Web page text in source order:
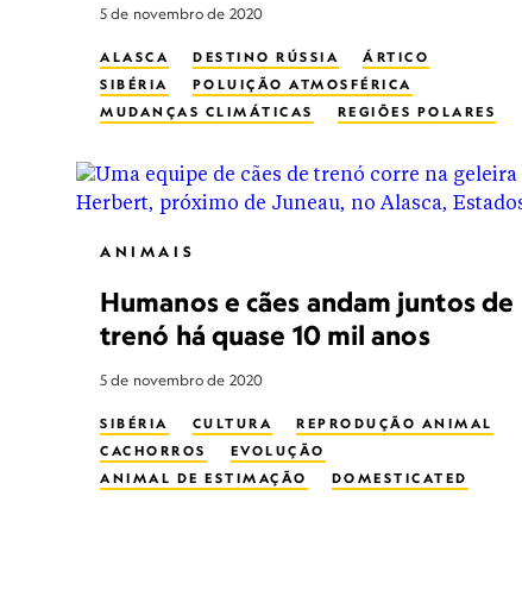
5 de novembro de 2020
ALASCA DESTINO RÚSSIA
ÁRTICO
SIBÉRIA
POLUIÇÃO ATMOSFÉRICA
MUDANÇAS CLIMÁTICAS
REGIÕES POLARES
ANIMAIS
Humanos e cães andam juntos de
trenó há quase 10 mil anos
5 de novembro de 2020
SIBÉRIA CULTURA
REPRODUÇÃO ANIMAL
CACHORROS
EVOLUÇÃO
ANIMAL DE ESTIMAÇÃO
DOMESTICATED